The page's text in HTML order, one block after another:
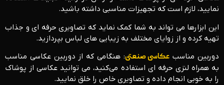
نمایید، لازم است که تجهیزات مناسبی داشته باشید.
این ابزارها می تواند به شما کمک نماید که تصاویری حرفه ای و جذاب
تهیه کرده و از زوایای مختلف به زیبایی های لباس بپردازید.
دوربین مناسب عکاسی صنعتی: هنگامی که از دوربین عکاسی مناسب
به همراه لنزی حرفه ای استفاده می‌کنید، می توانید عکاسی از پوشاک
را به خوبی انجام داده و تصاویری خاص را خلق نمایید.